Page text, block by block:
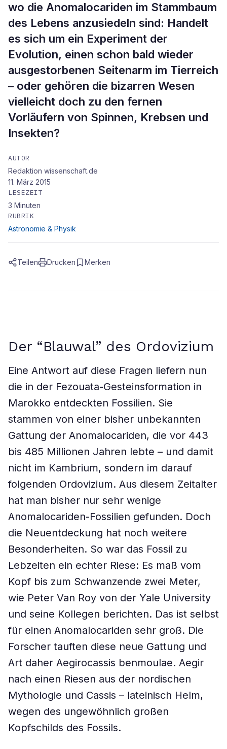
wo die Anomalocariden im Stammbaum
des Lebens anzusiedeln sind: Handelt
es sich um ein Experiment der
Evolution, einen schon bald wieder
ausgestorbenen Seitenarm im Tierreich
– oder gehören die bizarren Wesen
vielleicht doch zu den fernen
Vorläufern von Spinnen, Krebsen und
Insekten?
AUTOR
Redaktion wissenschaft.de
11. März 2015
LESEZEIT
3 Minuten
RUBRIK
Astronomie & Physik
Teilen Drucken Merken
Der “Blauwal” des Ordovizium
Eine Antwort auf diese Fragen liefern nun
die in der Fezouata-Gesteinsformation in
Marokko entdeckten Fossilien. Sie
stammen von einer bisher unbekannten
Gattung der Anomalocariden, die vor 443
bis 485 Millionen Jahren lebte – und damit
nicht im Kambrium, sondern im darauf
folgenden Ordovizium. Aus diesem Zeitalter
hat man bisher nur sehr wenige
Anomalocariden-Fossilien gefunden. Doch
die Neuentdeckung hat noch weitere
Besonderheiten. So war das Fossil zu
Lebzeiten ein echter Riese: Es maß vom
Kopf bis zum Schwanzende zwei Meter,
wie Peter Van Roy von der Yale University
und seine Kollegen berichten. Das ist selbst
für einen Anomalocariden sehr groß. Die
Forscher tauften diese neue Gattung und
Art daher Aegirocassis benmoulae. Aegir
nach einen Riesen aus der nordischen
Mythologie und Cassis – lateinisch Helm,
wegen des ungewöhnlich großen
Kopfschilds des Fossils.